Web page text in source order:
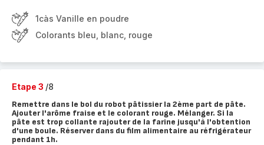
1càs Vanille en poudre
Colorants bleu, blanc, rouge
Etape 3 /8
Remettre dans le bol du robot pâtissier la 2ème part de pâte.
Ajouter l'arôme fraise et le colorant rouge. Mélanger. Si la
pâte est trop collante rajouter de la farine jusqu'à l'obtention
d'une boule. Réserver dans du film alimentaire au réfrigérateur
pendant 1h.